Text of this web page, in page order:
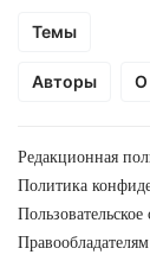
Темы
Авторы О
Редакционная
Политика
Правообладателям